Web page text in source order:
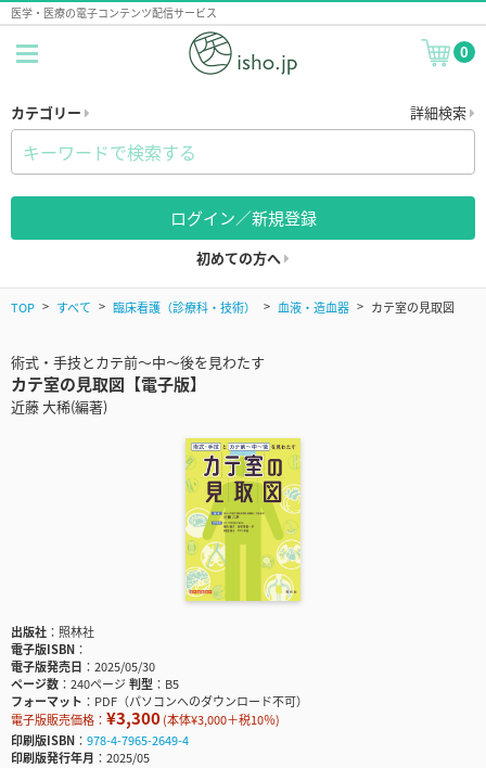
医学・医療の電子コンテンツ配信サービス
0
カテゴリー 詳細検索
ログイン／新規登録
初めての方へ
TOP すべて 臨床看護（診療科・技術） 血液・造血器 カテ室の見取図
術式・手技とカテ前～中～後を見わたす
カテ室の見取図【電子版】
近藤 大稀(編著)
出版社
照林社
電子版ISBN
電子版発売日
2025/05/30
ページ数
240ページ判型
B5
フォーマット
PDF（パソコンへのダウンロード不可）
電子版販売価格： ¥3,300(本体¥3,000＋税10％)
印刷版ISBN
978-4-7965-2649-4
印刷版発行年月
2025/05